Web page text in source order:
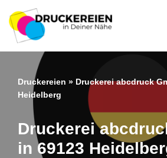
Zum
Inhalt
springen
Druckereien » Druckerei abcdruck
Heidelberg
Druckerei
in 69123